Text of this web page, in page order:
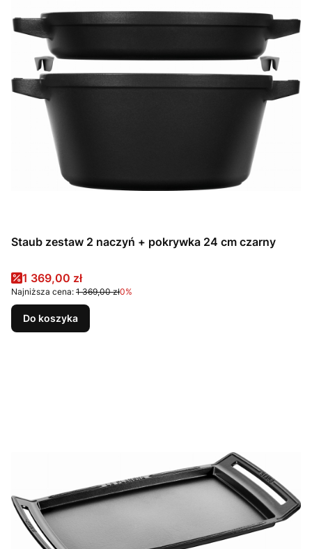
Staub zestaw 2 naczyń + pokrywka 24 cm czarny
Cena promocyjna
1 369,00 zł
Najniższa cena: 1 369,00 zł0%
Do koszyka